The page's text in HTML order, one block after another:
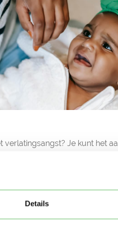
Details
Je kunt het
nu moet je vaak je bed uit om
niet in buurt bent.